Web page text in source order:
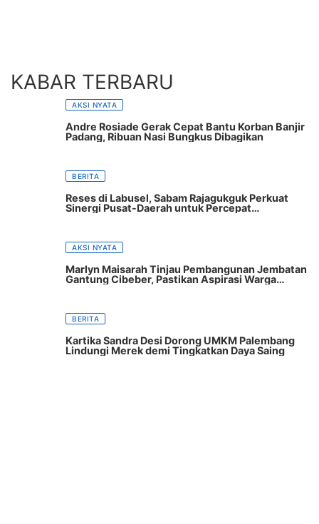
KABAR TERBARU
AKSI NYATA
Andre Rosiade Gerak Cepat Bantu Korban Banjir
Padang, Ribuan Nasi Bungkus Dibagikan
BERITA
Reses di Labusel, Sabam Rajagukguk Perkuat
Sinergi Pusat-Daerah untuk Percepat
AKSI NYATA
Marlyn Maisarah Tinjau Pembangunan Jembatan
Gantung Cibeber, Pastikan Aspirasi Warga
BERITA
Kartika Sandra Desi Dorong UMKM Palembang
Lindungi Merek demi Tingkatkan Daya Saing